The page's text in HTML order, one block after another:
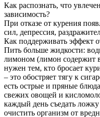
Как распознать, что
зависимость?
При отказе от курения
сил, депрессия,
Как поддерживать эффект
Пить больше жидкости:
лимоном (лимон содержит
нужен тем, кто бросает
– это обостряет тягу к
есть острые и пряные
свежих овощей и
каждый день съедать
очистить организм от